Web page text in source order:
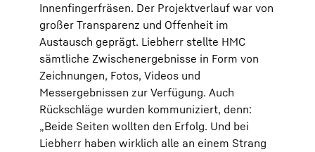
Innenfingerfräsen. Der Projektverlauf war von
großer Transparenz und Offenheit im
Austausch geprägt. Liebherr stellte HMC
sämtliche Zwischenergebnisse in Form von
Zeichnungen, Fotos, Videos und
Messergebnissen zur Verfügung. Auch
Rückschläge wurden kommuniziert, denn:
„Beide Seiten wollten den Erfolg. Und bei
Liebherr haben wirklich alle an einem Strang